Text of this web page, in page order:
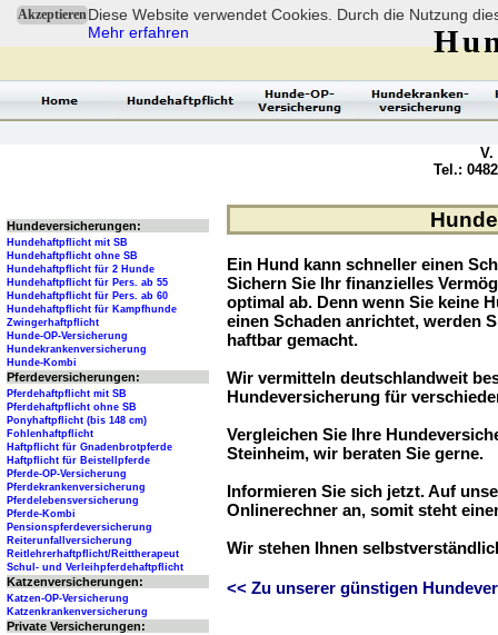
AkzeptierenDiese Website verwendet Cookies. Durch die Nutzung
Mehr erfahren
Ein Hund kann schneller einen
Sichern Sie Ihr finanzielles
optimal ab. Denn wenn Sie keine
einen Schaden anrichtet, werden
haftbar gemacht.
Wir vermitteln deutschlandweit
Hundeversicherung für
Vergleichen Sie Ihre
Steinheim, wir beraten Sie gerne.
Informieren Sie sich jetzt. Auf
Onlinerechner an, somit steht
Wir stehen Ihnen
<< Zu unserer günstigen
V.
Tel.:
Hundeversicherungen:
Hundehaftpflicht mit SB
Hundehaftpflicht ohne SB
Hundehaftpflicht für 2 Hunde
Hundehaftpflicht für Pers. ab 55
Hundehaftpflicht für Pers. ab 60
Hundehaftpflicht für Kampfhunde
Zwingerhaftpflicht
Hunde-OP-Versicherung
Hundekrankenversicherung
Hunde-Kombi
Pferdeversicherungen:
Pferdehaftpflicht mit SB
Pferdehaftpflicht ohne SB
Ponyhaftpflicht (bis 148 cm)
Fohlenhaftpflicht
Haftpflicht für Gnadenbrotpferde
Haftpflicht für Beistellpferde
Pferde-OP-Versicherung
Pferdekrankenversicherung
Pferdelebensversicherung
Pferde-Kombi
Pensionspferdeversicherung
Reiterunfallversicherung
Reitlehrerhaftpflicht/Reittherapeut
Schul- und Verleihpferdehaftpflicht
Katzenversicherungen:
Katzen-OP-Versicherung
Katzenkrankenversicherung
Private Versicherungen: